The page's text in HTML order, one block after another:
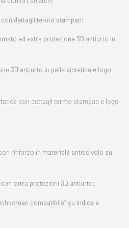
dettagli termo stampati;
ed extra protezione 3D antiurto in
3D antiurto in pelle sintetica e logo
con dettagli termo stampati e logo
rinforzo in materiale antiscivolo su
extra protezioni 3D antiurto;
compatibile” su indice e